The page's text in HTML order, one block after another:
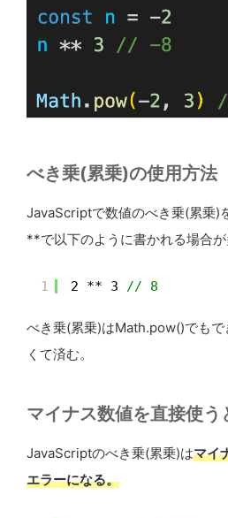
べき乗(累乗)の使用方法
JavaScriptで数値のべき乗(累乗)
**で以下のように書かれる場合が
1 2 ** 3 // 8
べき乗(累乗)はMath.pow()でも
くて済む。
マイナス数値を直接使う
JavaScriptのべき乗(累乗)はマイ
エラーになる。